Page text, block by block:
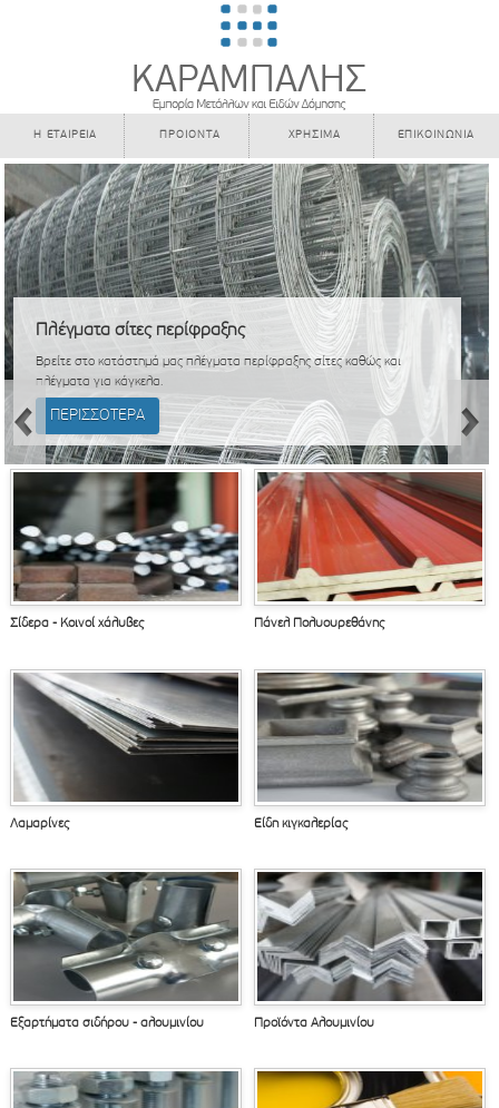
Η ΕΤΑΙΡΕΙΑ ΠΡΟΙΟΝΤΑ ΧΡΗΣΙΜΑ ΕΠΙΚΟΙΝΩΝΙΑ
Πλέγματα σίτες περίφραξης
Βρείτε στο κατάστημά μας πλέγματα περίφραξης σίτες καθώς και
πλέγματα για κάγκελα.
ΠΕΡΙΣΣΟΤΕΡΑ
4Σίδερα - Κοινοί χάλυβες Πάνελ Πολυουρεθάνης
Λαμαρίνες Είδη κιγκαλερίας
Εξαρτήματα σιδήρου - αλουμινίου Προϊόντα Αλουμινίου